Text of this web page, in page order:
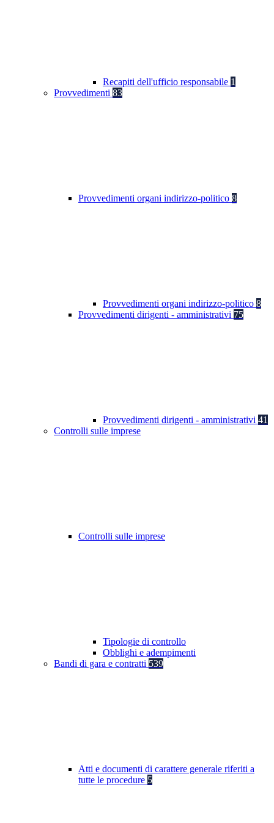
Recapiti dell'ufficio responsabile 1
Provvedimenti 83
Provvedimenti organi indirizzo-politico 8
Provvedimenti organi indirizzo-politico 8
Provvedimenti dirigenti - amministrativi 75
Provvedimenti dirigenti - amministrativi 41
Controlli sulle imprese
Controlli sulle imprese
Tipologie di controllo
Obblighi e adempimenti
Bandi di gara e contratti 539
Atti e documenti di carattere generale riferiti a
tutte le procedure 5